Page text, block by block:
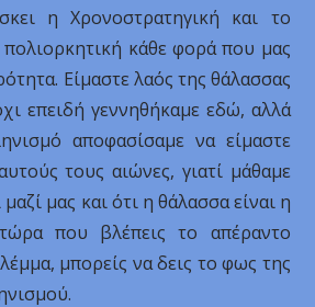
η Χρονοστρατηγική και το
κάθε φορά που μας
Είμαστε λαός της θάλασσας
επειδή γεννηθήκαμε εδώ, αλλά
αποφασίσαμε να είμαστε
τους αιώνες, γιατί μάθαμε
μας και ότι η θάλασσα είναι η
που βλέπεις το απέραντο
μπορείς να δεις το φως της